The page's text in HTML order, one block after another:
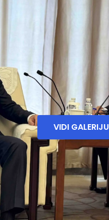
VIDI GALERIJU